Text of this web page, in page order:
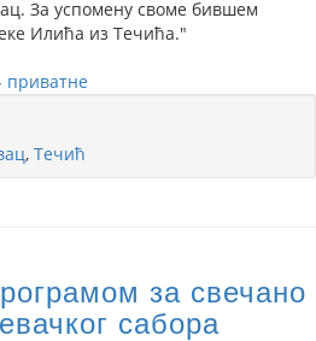
За успомену своме бившем
Илића из Течића."
приватне
, Течић
за свечано
сабора